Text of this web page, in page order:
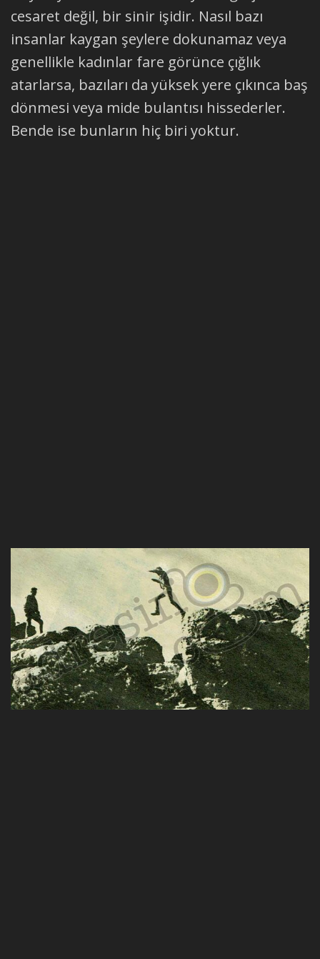
cesaret değil, bir sinir işidir. Nasıl bazı
insanlar kaygan şeylere dokunamaz veya
genellikle kadınlar fare görünce çığlık
atarlarsa, bazıları da yüksek yere çıkınca baş
dönmesi veya mide bulantısı hissederler.
Bende ise bunların hiç biri yoktur.